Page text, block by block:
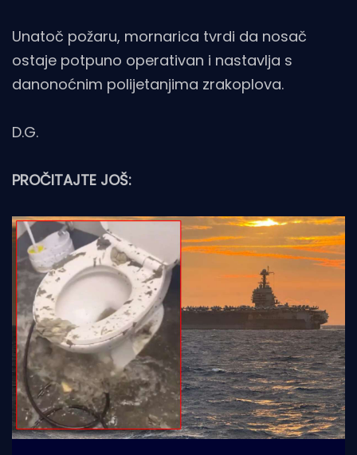
Unatoč požaru, mornarica tvrdi da nosač
ostaje potpuno operativan i nastavlja s
danonoćnim polijetanjima zrakoplova.
D.G.
PROČITAJTE JOŠ: